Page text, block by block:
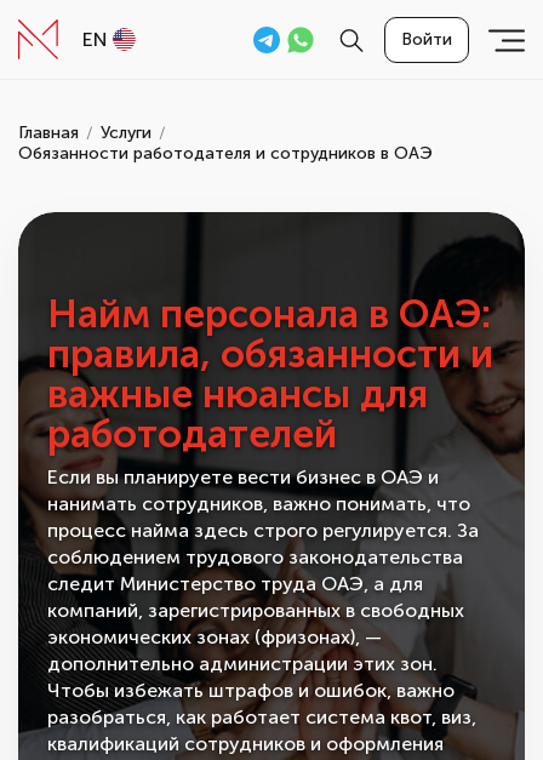
EN Войти
Главная
Услуги
Обязанности работодателя и сотрудников в ОАЭ
Найм персонала в ОАЭ:
правила, обязанности и
важные нюансы для
работодателей
Если вы планируете вести бизнес в ОАЭ и
нанимать сотрудников, важно понимать, что
процесс найма здесь строго регулируется. За
соблюдением трудового законодательства
следит Министерство труда ОАЭ, а для
компаний, зарегистрированных в свободных
экономических зонах (фризонах), —
дополнительно администрации этих зон.
Чтобы избежать штрафов и ошибок, важно
разобраться, как работает система квот, виз,
квалификаций сотрудников и оформления